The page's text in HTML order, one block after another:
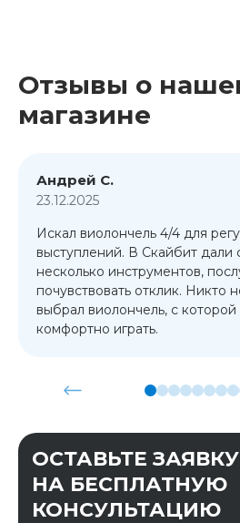
Отзывы о
магазине
Андрей С.
23.12.2025
Искал виолончель 4/4 для
выступлений. В Скайбит дали
несколько инструментов,
почувствовать отклик. Никто
выбрал виолончель, с которой
комфортно играть.
ОСТАВЬТЕ ЗАЯВКУ
НА БЕСПЛАТНУЮ
КОНСУЛЬТАЦИЮ